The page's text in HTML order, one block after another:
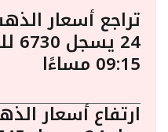
تراجع أسعار
09:15 مساءًا
ارتفاع أسعار